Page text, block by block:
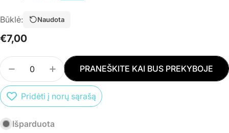
Būklė: Naudota
Įprasta
€7,00
Kiekis
SUMAŽINTI PREKĖS CD T. REX - ELECTRIC
PADIDINTI PREKĖS CD T. REX -
PRANEŠKITE KAI BUS PREKYBOJE
Pridėti į norų sąrašą
Išparduota